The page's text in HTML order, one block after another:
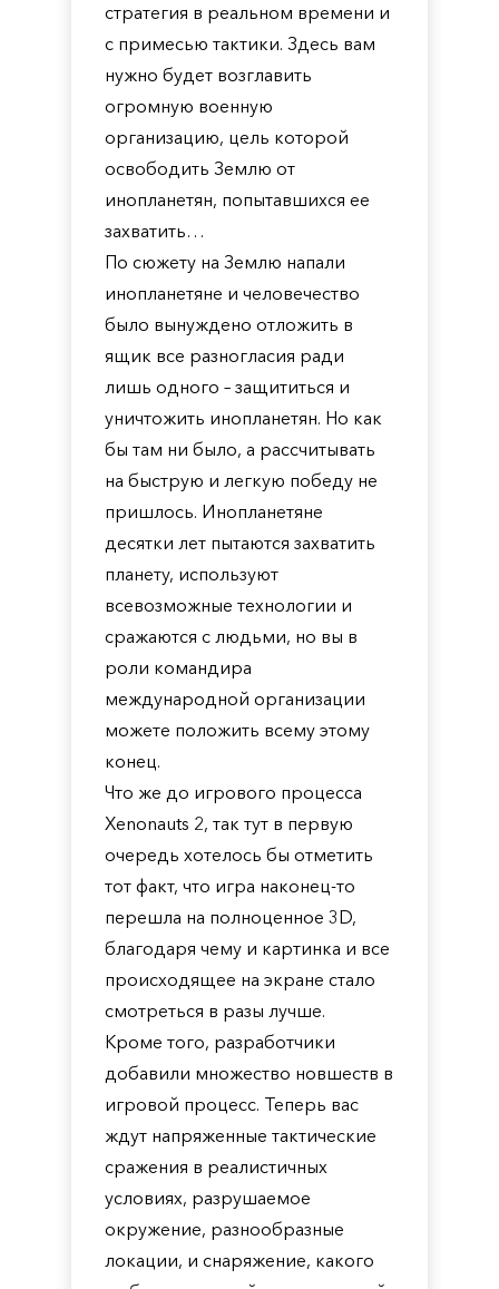
стратегия в реальном времени и
с примесью тактики. Здесь вам
нужно будет возглавить
огромную военную
организацию, цель которой
освободить Землю от
инопланетян, попытавшихся ее
захватить…
По сюжету на Землю напали
инопланетяне и человечество
было вынуждено отложить в
ящик все разногласия ради
лишь одного – защититься и
уничтожить инопланетян. Но как
бы там ни было, а рассчитывать
на быструю и легкую победу не
пришлось. Инопланетяне
десятки лет пытаются захватить
планету, используют
всевозможные технологии и
сражаются с людьми, но вы в
роли командира
международной организации
можете положить всему этому
конец.
Что же до игрового процесса
Xenonauts 2, так тут в первую
очередь хотелось бы отметить
тот факт, что игра наконец-то
перешла на полноценное 3D,
благодаря чему и картинка и все
происходящее на экране стало
смотреться в разы лучше.
Кроме того, разработчики
добавили множество новшеств в
игровой процесс. Теперь вас
ждут напряженные тактические
сражения в реалистичных
условиях, разрушаемое
окружение, разнообразные
локации, и снаряжение, какого